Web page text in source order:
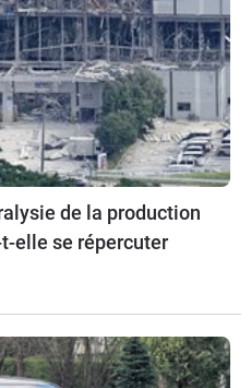
de la production
elle se répercuter